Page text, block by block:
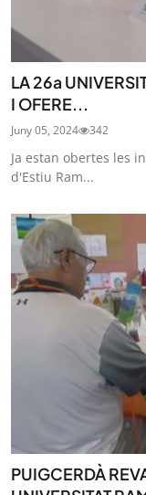
LA 26a
I OFERE...
Juny 05, 2024 342
Ja estan obertes les
d'Estiu Ram...
PUIGCERDÀ